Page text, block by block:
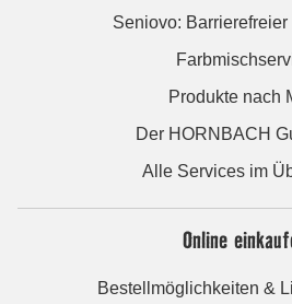
Seniovo:
Produkte nach
Der HORNBACH
Alle Services im
Online
Bestellmöglichkeiten &